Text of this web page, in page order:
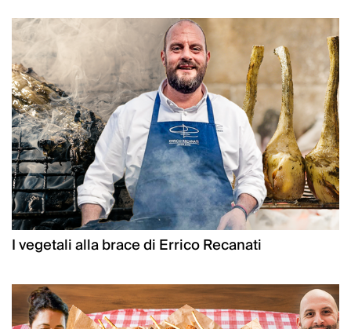
I vegetali alla brace di Errico Recanati